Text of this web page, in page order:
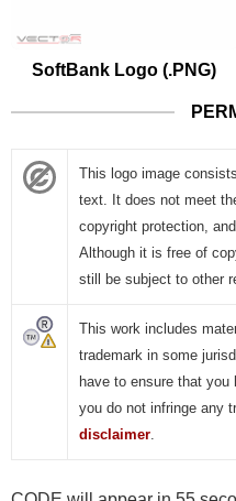
SoftBank Logo (.PNG)
This logo image
text. It does not meet
copyright protection,
Although it is free of
still be subject to other
This work includes
trademark in some
have to ensure that
you do not infringe any
disclaimer.